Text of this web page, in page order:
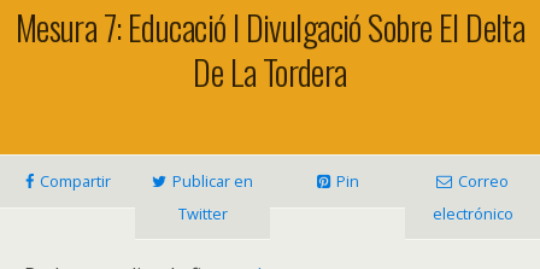
Mesura 7: Educació I Divulgació Sobre El Delta
De La Tordera
Compartir
Publicar en
Twitter
Pin
Correo
electrónico